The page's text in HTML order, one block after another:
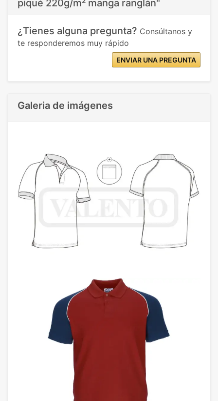
piqué 220g/m² manga ranglán"
¿Tienes alguna pregunta? Consúltanos y
te responderemos muy rápido
ENVIAR UNA PREGUNTA
Galeria de imágenes